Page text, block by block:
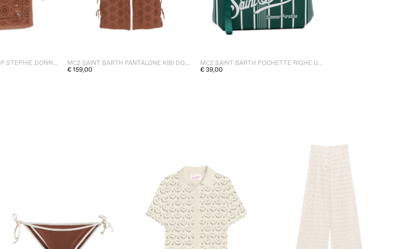
MC2 SAINT BARTH TOP STEPHIE DONNA MARRONE
MC2 SAINT BARTH PANTALONE KIBI DONNA MARRONE
€ 159,00
MC2 SAINT BARTH POCHETTE RIGHE UNISEX VERDE
€ 39,00